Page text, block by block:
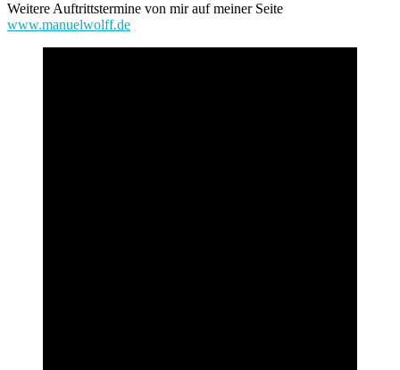
Weitere Auftrittstermine von mir auf meiner Seite
www.manuelwolff.de